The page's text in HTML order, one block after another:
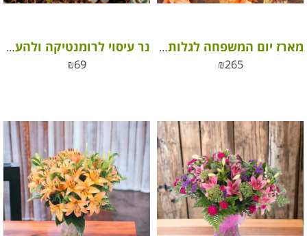
מארז יום המשפחה לגלות אוצרות
₪265
נר עיסוי לרומנטיקה ולהעלאת הרוגע והשלווה
₪69